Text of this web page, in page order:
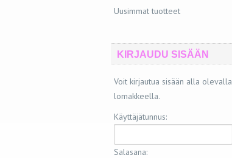
Uusimmat tuotteet
KIRJAUDU SISÄÄN
Voit kirjautua sisään alla olevalla
lomakkeella.
Käyttäjätunnus:
Salasana: